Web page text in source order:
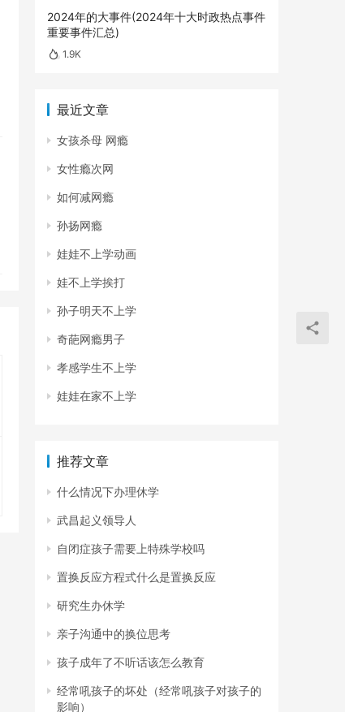
2024年的大事件(2024年十大时政热点事件
重要事件汇总)
1.9K
最近文章
女孩杀母 网瘾
女性瘾次网
如何减网瘾
孙扬网瘾
娃娃不上学动画
娃不上学挨打
孙子明天不上学
奇葩网瘾男子
孝感学生不上学
娃娃在家不上学
推荐文章
什么情况下办理休学
武昌起义领导人
自闭症孩子需要上特殊学校吗
置换反应方程式什么是置换反应
研究生办休学
亲子沟通中的换位思考
孩子成年了不听话该怎么教育
经常吼孩子的坏处（经常吼孩子对孩子的
影响）